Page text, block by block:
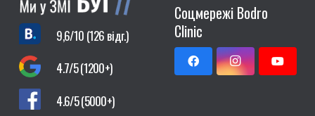
9,6/10 (126 відг.)
4.7/5 (1200+)
4.6/5 (5000+)
Соцмережі Bodro
Clinic